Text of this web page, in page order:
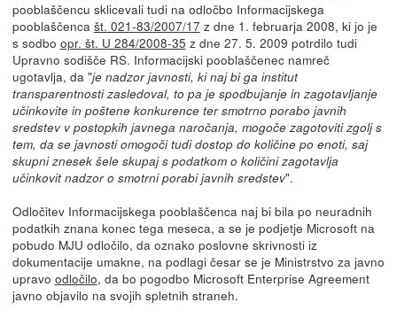
pooblaščencu sklicevali tudi na odločbo Informacijskega
pooblaščenca št. 021-83/2007/17 z dne 1. februarja 2008, ki jo je
s sodbo opr. št. U 284/2008-35 z dne 27. 5. 2009 potrdilo tudi
Upravno sodišče RS. Informacijski pooblaščenec namreč
ugotavlja, da "je nadzor javnosti, ki naj bi ga institut
transparentnosti zasledoval, to pa je spodbujanje in zagotavljanje
učinkovite in poštene konkurence ter smotrno porabo javnih
sredstev v postopkih javnega naročanja, mogoče zagotoviti zgolj s
tem, da se javnosti omogoči tudi dostop do količine po enoti, saj
skupni znesek šele skupaj s podatkom o količini zagotavlja
učinkovit nadzor o smotrni porabi javnih sredstev".
Odločitev Informacijskega pooblaščenca naj bi bila po neuradnih
podatkih znana konec tega meseca, a se je podjetje Microsoft na
pobudo MJU odločilo, da oznako poslovne skrivnosti iz
dokumentacije umakne, na podlagi česar se je Ministrstvo za javno
upravo odločilo, da bo pogodbo Microsoft Enterprise Agreement
javno objavilo na svojih spletnih straneh.